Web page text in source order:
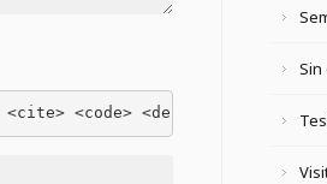
<code> <del datetime="">
Sin